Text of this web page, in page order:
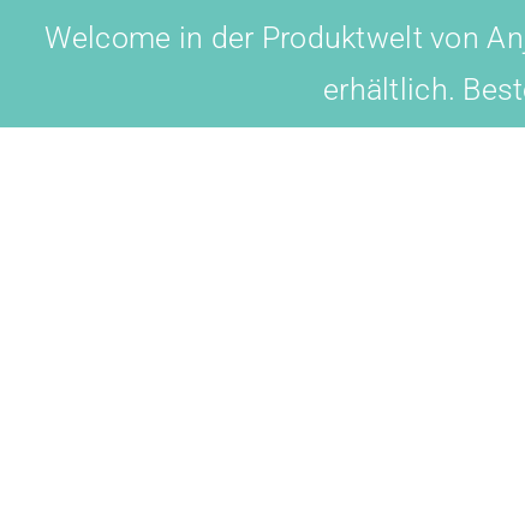
Welcome in der Produktwelt von
erhältlich.